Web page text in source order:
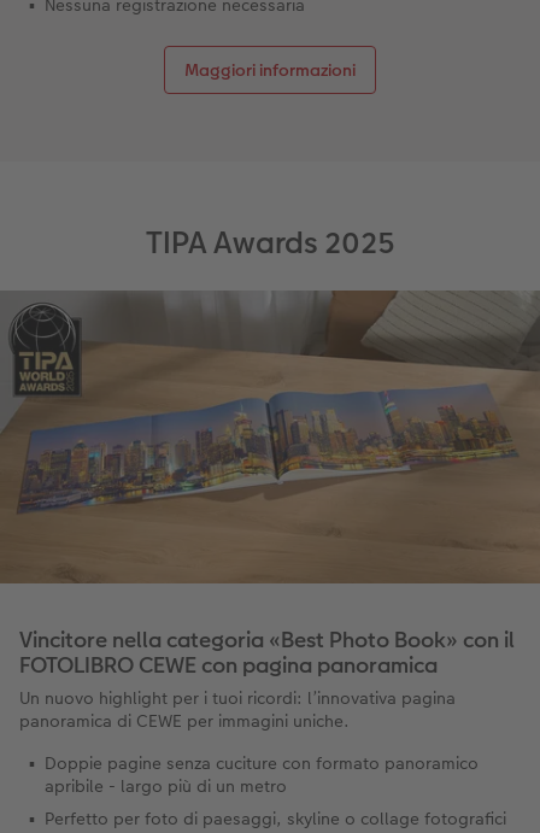
Maggiori informazioni
TIPA Awards 2025
Vincitore nella categoria «Best Photo Book» con il
FOTOLIBRO CEWE con pagina panoramica
Un nuovo highlight per i tuoi ricordi: l’innovativa pagina
panoramica di CEWE per immagini uniche.
Doppie pagine senza cuciture con formato panoramico
apribile - largo più di un metro
Perfetto per foto di paesaggi, skyline o collage fotografici